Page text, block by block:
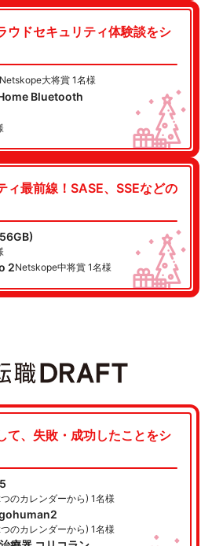
ウドセキュリティ体験談をシ
Netskope大将賞 1名様
Bluetooth
ィ最前線！SASE、SSEなどの
2Netskope中将賞 1名様
て、失敗・成功したことをシ
のカレンダーから) 1名様
のカレンダーから) 1名様